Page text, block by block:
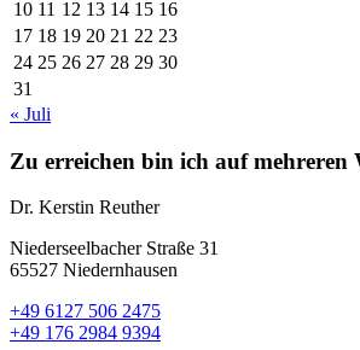
10 11 12 13 14 15 16
17 18 19 20 21 22 23
24 25 26 27 28 29 30
31
« Juli
Zu erreichen bin ich auf mehreren
Dr. Kerstin Reuther
Niederseelbacher Straße 31
65527 Niedernhausen
+49 6127 506 2475
+49 176 2984 9394